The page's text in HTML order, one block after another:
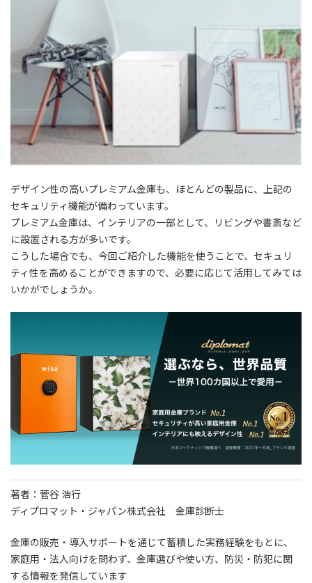
デザイン性の高いプレミアム金庫も、ほとんどの製品に、上記の
セキュリティ機能が備わっています。
プレミアム金庫は、インテリアの一部として、リビングや書斎など
に設置される方が多いです。
こうした場合でも、今回ご紹介した機能を使うことで、セキュリ
ティ性を高めることができますので、必要に応じて活用してみては
いかがでしょうか。
著者：菅谷 浩行
ディプロマット・ジャパン株式会社 金庫診断士
金庫の販売・導入サポートを通じて蓄積した実務経験をもとに、
家庭用・法人向けを問わず、金庫選びや使い方、防災・防犯に関
する情報を発信しています